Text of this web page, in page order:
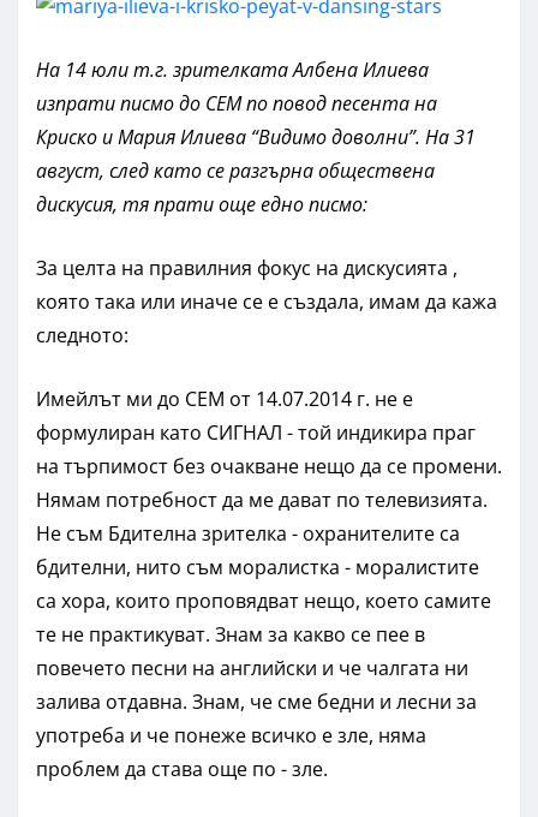
На 14 юли т.г. зрителката Албена Илиева
изпрати писмо до СЕМ по повод песента на
Криско и Мария Илиева “Видимо доволни”. На 31
август, след като се разгърна обществена
дискусия, тя прати още едно писмо:
За целта на правилния фокус на дискусията ,
която така или иначе се е създала, имам да кажа
следното:
Имейлът ми до СЕМ от 14.07.2014 г. не е
формулиран като СИГНАЛ - той индикира праг
на търпимост без очакване нещо да се промени.
Нямам потребност да ме дават по телевизията.
Не съм Бдителна зрителка - охранителите са
бдителни, нито съм моралистка - моралистите
са хора, които проповядват нещо, което самите
те не практикуват. Знам за какво се пее в
повечето песни на английски и че чалгата ни
залива отдавна. Знам, че сме бедни и лесни за
употреба и че понеже всичко е зле, няма
проблем да става още по - зле.